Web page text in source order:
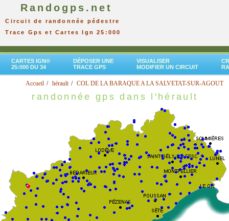
Randogps.net
Circuit de randonnée pédestre
Trace Gps et Cartes Ign 25:000
CARTES IGN®
25:000 DU 34
DÉPOSER UNE
TRACE GPS
VISUALISER
MODIFIER UN CIRCUIT
Accueil hérault COL DE LA BARAQUE A LA SALVETAT-SUR-AGOUT
randonnée gps dans l'hérault